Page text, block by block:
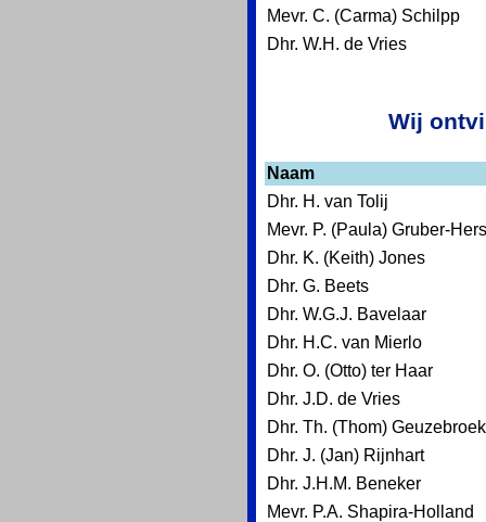
Mevr. C. (Carma) Schilpp
Dhr. W.H. de Vries
Wij
Naam
Dhr. H. van Tolij
Mevr. P. (Paula) Gruber-
Dhr. K. (Keith) Jones
Dhr. G. Beets
Dhr. W.G.J. Bavelaar
Dhr. H.C. van Mierlo
Dhr. O. (Otto) ter Haar
Dhr. J.D. de Vries
Dhr. Th. (Thom) Geuzebroek
Dhr. J. (Jan) Rijnhart
Dhr. J.H.M. Beneker
Mevr. P.A. Shapira-Holland